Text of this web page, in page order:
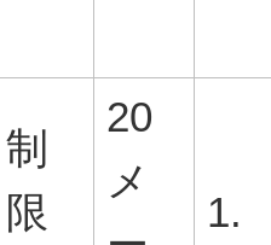
制
限
20
メ
1.